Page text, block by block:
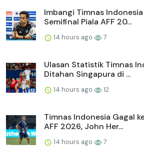
Imbangi Timnas
Semifinal Piala AFF 20...
14 hours ago 7
Ulasan Statistik Timnas
Ditahan Singapura di ...
14 hours ago 12
Timnas Indonesia Gagal
AFF 2026, John Her...
14 hours ago 7